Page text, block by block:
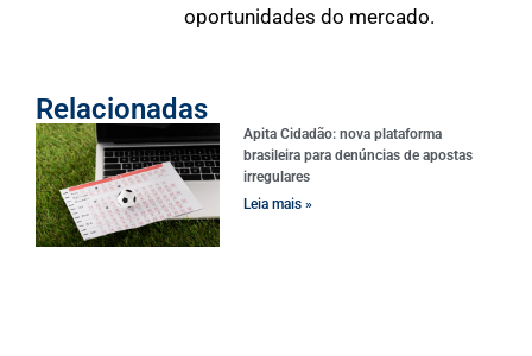
oportunidades do mercado.
Relacionadas
Apita Cidadão: nova plataforma
brasileira para denúncias de apostas
irregulares
Leia mais »